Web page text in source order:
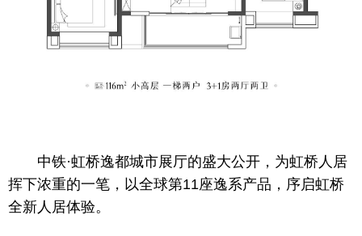
中铁·虹桥逸都城市展厅的盛大公开，为虹桥人居
挥下浓重的一笔，以全球第11座逸系产品，序启虹桥
全新人居体验。